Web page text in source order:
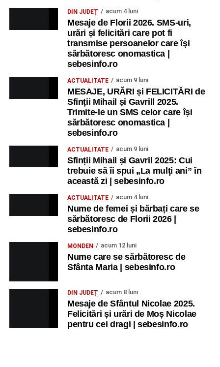
DIN JUDEȚ acum 4 luni
Mesaje de Florii 2026. SMS-uri,
urări și felicitări care pot fi
transmise persoanelor care îşi
sărbătoresc onomastica |
sebesinfo.ro
ACTUALITATE acum 9 luni
MESAJE, URĂRI și FELICITĂRI de
Sfinții Mihail și Gavrill 2025.
Trimite-le un SMS celor care își
sărbătoresc onomastica |
sebesinfo.ro
ACTUALITATE acum 9 luni
Sfinții Mihail și Gavril 2025: Cui
trebuie să îi spui „La mulţi ani” în
această zi | sebesinfo.ro
ACTUALITATE acum 4 luni
Nume de femei și bărbați care se
sărbătoresc de Florii 2026 |
sebesinfo.ro
MONDEN acum 12 luni
Nume care se sărbătoresc de
Sfânta Maria | sebesinfo.ro
DIN JUDEȚ acum 8 luni
Mesaje de Sfântul Nicolae 2025.
Felicitări și urări de Moș Nicolae
pentru cei dragi | sebesinfo.ro